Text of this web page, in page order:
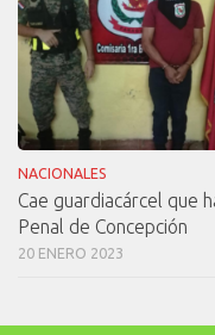
NACIONALES
Cae guardiacárcel que
Penal de Concepción
20 ENERO 2023